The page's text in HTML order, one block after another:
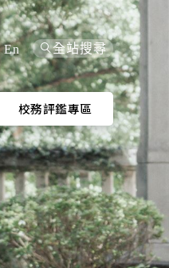
En 全站搜尋
校務評鑑專區